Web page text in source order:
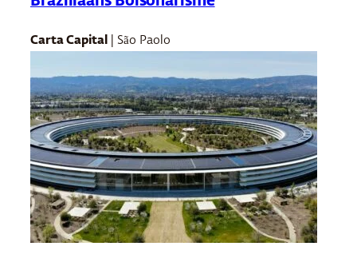
Carta Capital | São Paolo